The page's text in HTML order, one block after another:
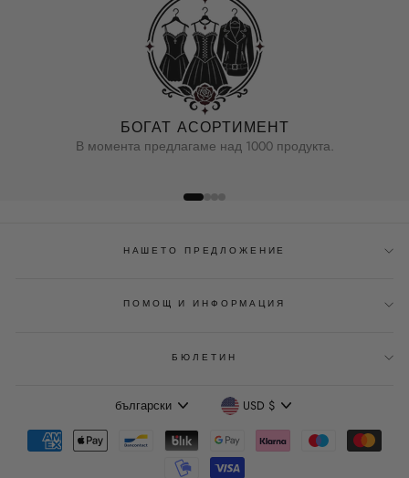
БОГАТ АСОРТИМЕНТ
В момента предлагаме над 1000 продукта.
НАШЕТО ПРЕДЛОЖЕНИЕ
ПОМОЩ И ИНФОРМАЦИЯ
БЮЛЕТИН
Език
български Валута
USD $